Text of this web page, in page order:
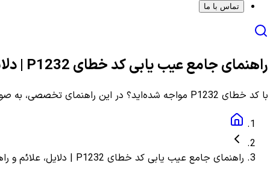
تماس با ما
راهنمای جامع عیب یابی کد خطای P1232 | دلایل، علائم و راهنمای مرحله به مرحله
با کد خطای P1232 مواجه شده‌اید؟ در این راهنمای تخصصی، به صورت گام به گام با دلایل، علائم و روش‌های دقیق عیب یابی و رفع این ارور آشنا شوید.
راهنمای جامع عیب یابی کد خطای P1232 | دلایل، علائم و راهنمای مرحله به مرحله